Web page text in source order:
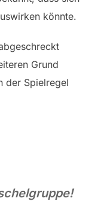
könnte.
Grund
der Spielregel